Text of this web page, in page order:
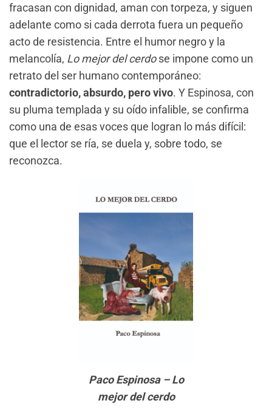
fracasan con dignidad, aman con torpeza, y siguen
adelante como si cada derrota fuera un pequeño
acto de resistencia. Entre el humor negro y la
melancolía, Lo mejor del cerdose impone como un
retrato del ser humano contemporáneo:
contradictorio, absurdo, pero vivo. Y Espinosa, con
su pluma templada y su oído infalible, se confirma
como una de esas voces que logran lo más difícil:
que el lector se ría, se duela y, sobre todo, se
reconozca.
Paco Espinosa – Lo
mejor del cerdo